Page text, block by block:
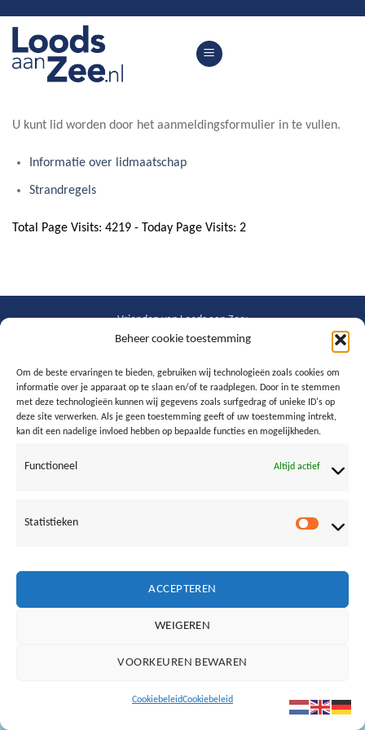
Beheer cookie toestemming
Om de beste ervaringen te bieden, gebruiken wij technologieën zoals cookies om
informatie over je apparaat op te slaan en/of te raadplegen. Door in te stemmen
met deze technologieën kunnen wij gegevens zoals surfgedrag of unieke ID's op
deze site verwerken. Als je geen toestemming geeft of uw toestemming intrekt,
kan dit een nadelige invloed hebben op bepaalde functies en mogelijkheden.
Functioneel Altijd actief
Statistieken
ACCEPTEREN
WEIGEREN
VOORKEUREN BEWAREN
CookiebeleidCookiebeleid
content
U kunt lid worden door het aanmeldingsformulier in te vullen.
Informatie over lidmaatschap
Strandregels
Total Page Visits: 4219 - Today Page Visits: 2
Vrienden van Loods aan Zee:
Copyright Loods aan Zee ©2019